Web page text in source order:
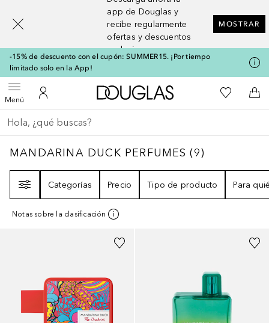
app de Douglas y
recibe regularmente
ofertas y descuentos
exclusivos
MOSTRAR
-15% de descuento con el cupón: SUMMER15. ¡Por tiempo
limitado solo en la App!
MenúAbrir menúMi cuenta
A Douglas HomeMi lista de
A
Regresar
Ejecutar búsqueda
MANDARINA DUCK PERFUMES9
MANDARINA DUCK PERFUMES (9)
Categorías
Precio Tipo de producto Para
Notas sobre la clasificación
[navigation.slideout.screenreader]